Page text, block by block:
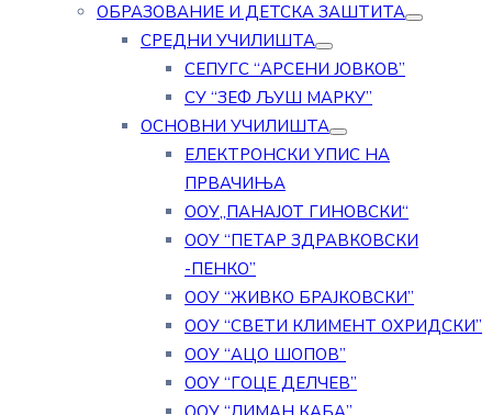
ОБРАЗОВАНИЕ И ДЕТСКА ЗАШТИТА
СРЕДНИ УЧИЛИШТА
СЕПУГС “АРСЕНИ ЈОВКОВ”
СУ “ЗЕФ ЉУШ МАРКУ”
ОСНОВНИ УЧИЛИШТА
ЕЛЕКТРОНСКИ УПИС НА
ПРВАЧИЊА
ООУ„ПАНАЈОТ ГИНОВСКИ“
ООУ “ПЕТАР ЗДРАВКОВСКИ
-ПЕНКО”
ООУ “ЖИВКО БРАЈКОВСКИ”
ООУ “СВЕТИ КЛИМЕНТ ОХРИДСКИ”
ООУ “АЦО ШОПОВ”
ООУ “ГОЦЕ ДЕЛЧЕВ”